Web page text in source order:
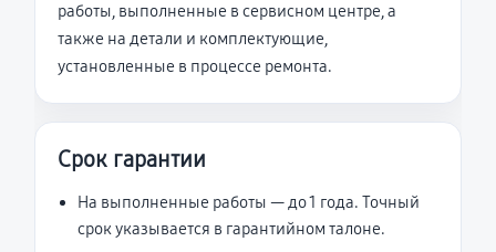
работы, выполненные в сервисном центре, а
также на детали и комплектующие,
установленные в процессе ремонта.
Срок гарантии
На выполненные работы — до 1 года. Точный
срок указывается в гарантийном талоне.